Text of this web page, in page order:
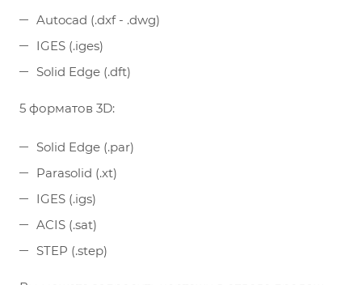
Autocad (.dxf - .dwg)
IGES (.iges)
Solid Edge (.dft)
5 форматов 3D:
Solid Edge (.par)
Parasolid (.xt)
IGES (.igs)
ACIS (.sat)
STEP (.step)